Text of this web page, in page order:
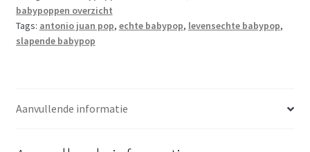
kleding
kussen
en
cm
babypoppen overzicht
Tags: antonio juan pop, echte babypop, levensechte babypop,
slapende babypop
Aanvullende informatie